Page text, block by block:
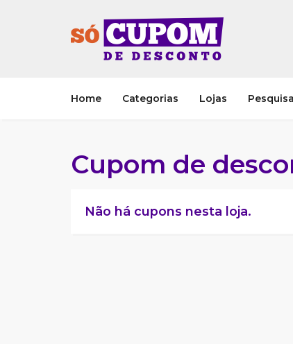
Home Categorias Lojas
Cupom de
Não há cupons nesta loja.